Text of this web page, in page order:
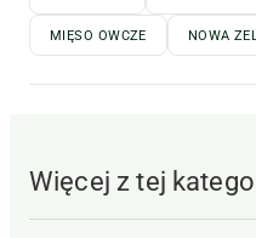
MIĘSO OWCZE NOWA
Więcej z tej